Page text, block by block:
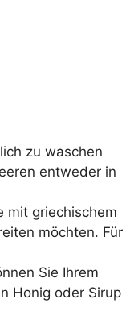
zu waschen
entweder in
mit griechischem
möchten. Für
Sie Ihrem
Honig oder Sirup